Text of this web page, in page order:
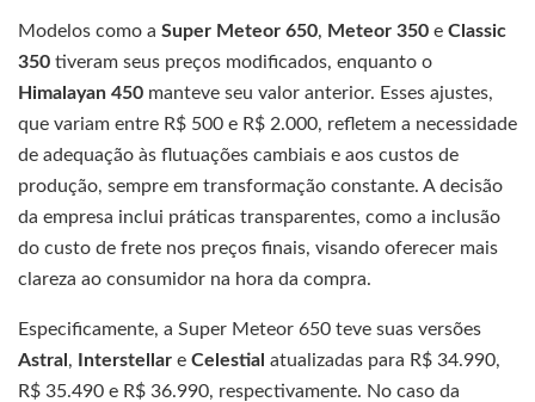
Modelos como a Super Meteor 650, Meteor 350 e Classic
350 tiveram seus preços modificados, enquanto o
Himalayan 450 manteve seu valor anterior. Esses ajustes,
que variam entre R$ 500 e R$ 2.000, refletem a necessidade
de adequação às flutuações cambiais e aos custos de
produção, sempre em transformação constante. A decisão
da empresa inclui práticas transparentes, como a inclusão
do custo de frete nos preços finais, visando oferecer mais
clareza ao consumidor na hora da compra.
Especificamente, a Super Meteor 650 teve suas versões
Astral , Interstellar e Celestial atualizadas para R$ 34.990,
R$ 35.490 e R$ 36.990, respectivamente. No caso da